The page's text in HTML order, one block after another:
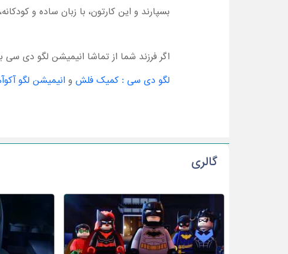
بسپارند و این کارتون، با زبان ساده و
اگر فرزند شما از تماشا انیمیشن لگو دی
لگو دی سی : کمیک فلش و انیمیشن لگو
گالری